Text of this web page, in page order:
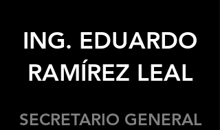
ING. EDUARDO
RAMÍREZ LEAL
SECRETARIO GENERAL